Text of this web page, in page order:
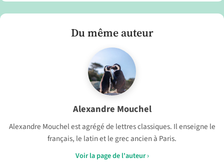
Du même auteur
Alexandre Mouchel
Alexandre Mouchel est agrégé de lettres classiques. Il enseigne le
français, le latin et le grec ancien à Paris.
Voir la page de l'auteur ›